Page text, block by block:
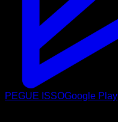
PEGUE ISSOGoogle Play